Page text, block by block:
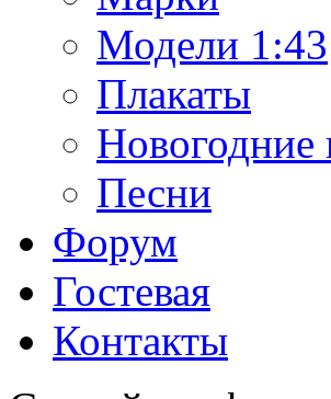
Модели 1:43
Плакаты
Песни
Форум
Гостевая
Контакты